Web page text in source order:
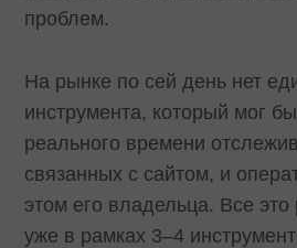
проблем.
На рынке по сей день нет
инструмента, который мог
реального времени
связанных с сайтом, и
этом его владельца. Все
уже в рамках 3–4